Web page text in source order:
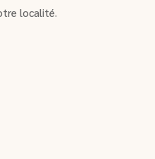
localité.